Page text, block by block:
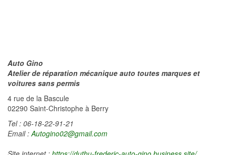
Auto Gino
Atelier de réparation mécanique auto toutes marques et
voitures sans permis
4 rue de la Bascule
02290 Saint-Christophe à Berry
Tel : 06-18-22-91-21
Email :Autogino02@gmail.com